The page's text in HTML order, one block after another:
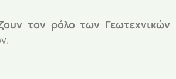
τον ρόλο των Γεωτεχνικών